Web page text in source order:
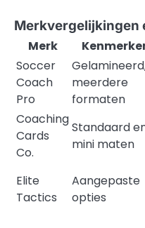
Merkvergelijkingen
Merk
Soccer
Coach
Pro
meerdere
formaten
Coaching
Cards
Co.
Standaard
mini maten
Elite
Tactics
Aangepaste
opties